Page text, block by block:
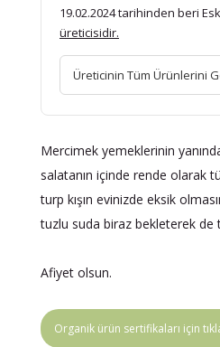
19.02.2024 tarihinden beri
üreticisidir.
Üreticinin Tüm Ürünlerini
Mercimek yemeklerinin
salatanın içinde rende olarak
turp kışın evinizde eksik
tuzlu suda biraz bekleterek de
Afiyet olsun.
Organik ürün sertifikaları için